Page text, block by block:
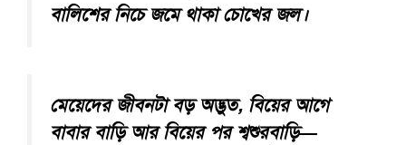
বালিশের নিচে জমে থাকা চোখের জল।
মেয়েদের জীবনটা বড় অদ্ভুত, বিয়ের আগে
বাবার বাড়ি আর বিয়ের পর শ্বশুরবাড়ি—